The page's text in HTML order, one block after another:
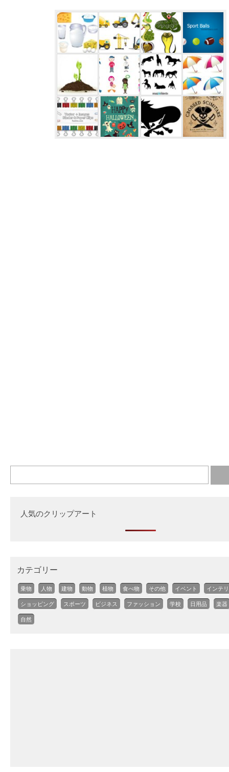
人気のクリップアート
カテゴリー
乗物 人物 建物 動物 植物 食べ物 その他 イベント インテ
ショッピング スポーツ ビジネス ファッション 学校 日用品 楽器
自然